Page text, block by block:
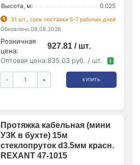
Высота, м:
0.025
31 шт., срок поставки 5-7 рабочих дней
Обновлено 08.08.2026
Розничная
цена:
927.81 / шт.
Оптовая цена:835.03 руб. / шт. !
- + КУПИТЬ
Протяжка кабельная (мини
УЗК в бухте) 15м
стеклопруток d3.5мм красн.
REXANT 47-1015